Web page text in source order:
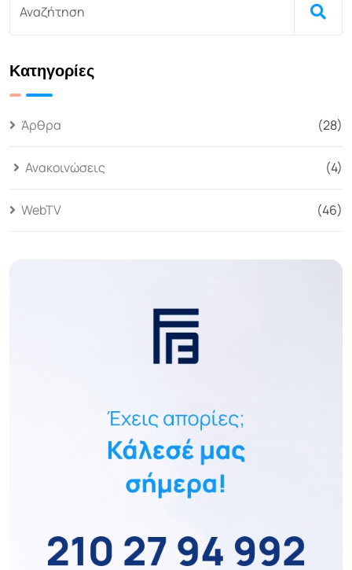
Κατηγορίες
Άρθρα (28)
Ανακοινώσεις (4)
WebTV (46)